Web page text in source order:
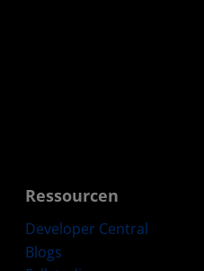
Ressourcen
Developer Central
Blogs